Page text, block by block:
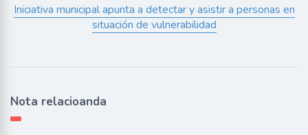
Iniciativa municipal apunta a detectar y asistir a personas en
situación de vulnerabilidad
Nota relacioanda